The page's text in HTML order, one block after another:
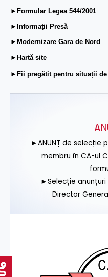
►Formular Legea 544/2001
►Informații Presă
►Modernizare Gara de Nord
►Hartă site
►Fii pregătit pentru situații de
►ANUNȚ de selecție
membru în CA-ul
►Selecție anunțuri
Director